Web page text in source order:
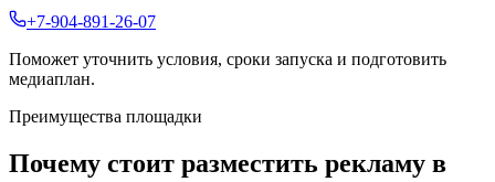
+7-904-891-26-07
Поможет уточнить условия, сроки запуска и подготовить
медиаплан.
Преимущества площадки
Почему стоит разместить рекламу в